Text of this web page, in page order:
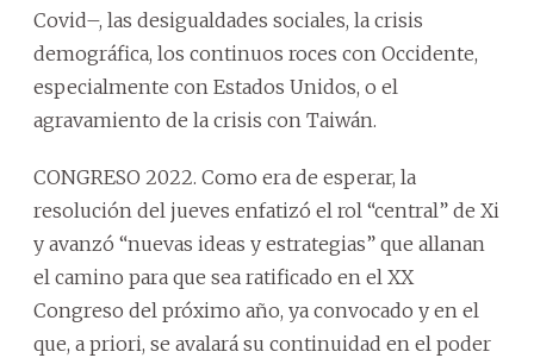
Covid–, las desigualdades sociales, la crisis
demográfica, los continuos roces con Occidente,
especialmente con Estados Unidos, o el
agravamiento de la crisis con Taiwán.
CONGRESO 2022. Como era de esperar, la
resolución del jueves enfatizó el rol “central” de Xi
y avanzó “nuevas ideas y estrategias” que allanan
el camino para que sea ratificado en el XX
Congreso del próximo año, ya convocado y en el
que, a priori, se avalará su continuidad en el poder